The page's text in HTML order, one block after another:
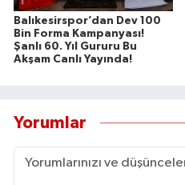
Balıkesirspor’dan Dev 100
Bin Forma Kampanyası!
Şanlı 60. Yıl Gururu Bu
Akşam Canlı Yayında!
Yorumlar